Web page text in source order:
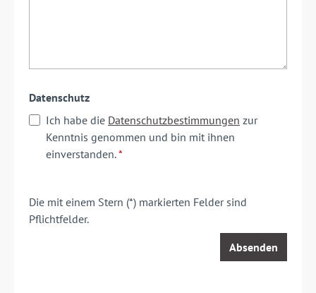
Datenschutz
Ich habe die Datenschutzbestimmungen zur
Kenntnis genommen und bin mit ihnen
einverstanden.*
Die mit einem Stern (*) markierten Felder sind
Pflichtfelder.
Absenden